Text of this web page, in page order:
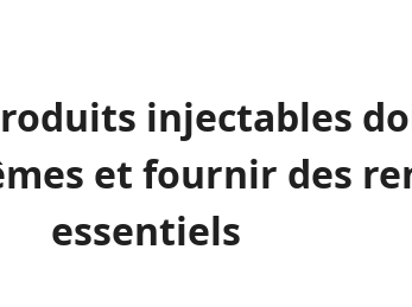
injectables
et fournir des
essentiels